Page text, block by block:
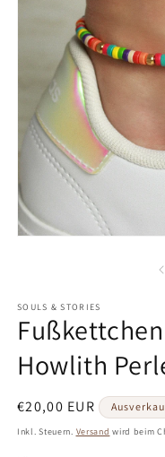
SOULS & STORIES
Howlith
Normaler
Preis
€20,00 EUR
Inkl. Steuern. Versand wird beim